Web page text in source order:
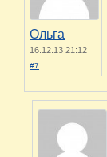
Ольга
16.12.13 21:12
#7